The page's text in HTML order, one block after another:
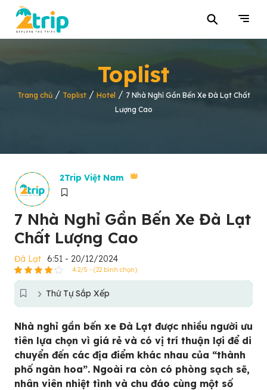
⚲
Toplist
Trang chủ/ Toplist/ Hotel / 7 Nhà Nghỉ Gần Bến Xe Đà Lạt Chất
Lượng Cao
2Trip Việt Nam
7 Nhà Nghỉ Gần Bến Xe Đà Lạt
Chất Lượng Cao
Đà Lạt 6:51 - 20/12/2024
4.2/5 - (22 bình chọn)
Thứ Tự Sắp Xếp
Nhà nghỉ gần bến xe Đà Lạt được nhiều người ưu
tiên lựa chọn vì giá rẻ và có vị trí thuận lợi để di
chuyển đến các địa điểm khác nhau của “thành
phố ngàn hoa”. Ngoài ra còn có phòng sạch sẽ,
nhân viên nhiệt tình và chu đáo cùng một số